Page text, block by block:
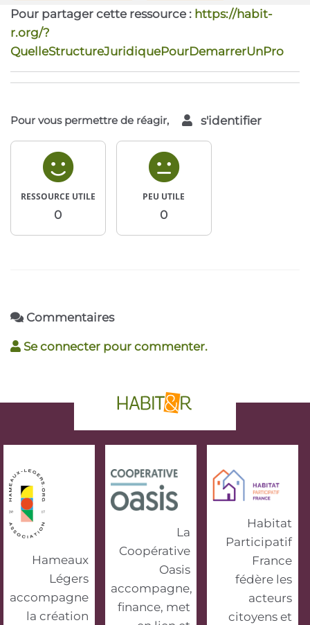
Pour partager cette ressource : https://habit-
r.org/?
QuelleStructureJuridiquePourDemarrerUnPro
Pour vous permettre de réagir, s'identifier
RESSOURCE UTILE
0
PEU UTILE
0
Commentaires
Se connecter pour commenter.
phrase d'accroche
Hameaux
Légers
accompagne
la création
La
Coopérative
Oasis
accompagne,
finance, met
Habitat
Participatif
France
fédère les
acteurs
citoyens et